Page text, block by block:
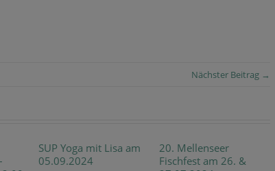
Nächster Beitrag →
SUP Yoga mit Lisa am
05.09.2024
20. Mellenseer
Fischfest am 26. &